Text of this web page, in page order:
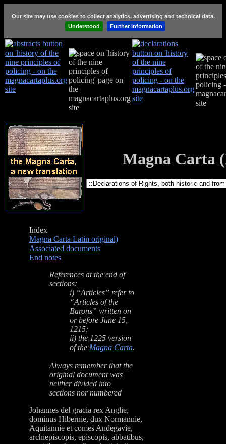
Our site may use cookies to collect analytics, advertising and technical data.
Understood
Further information
Magna Carta
Index
Magna Carta Latin original)
Associated documents
End notes
References at the end of
sections:
i) “Articles” refer to
“Articles of the
Barons” written on
or before June 15,
1215;
ii) the 1225 version
of the Magna Carta.
Always remember that the
original document was
neither divided into
sections nor numbered
Johannes del gracia rex Anglie,
dominus Hibernie, dux Normannie,
Aquitannie et comes Andegavie,
archiepiscopis, episcopis, abbatibus,